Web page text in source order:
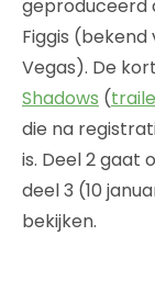
geproduceerd
Figgis (bekend
Vegas). De
Shadows (
die na
is. Deel 2 gaat
deel 3 (10
bekijken.